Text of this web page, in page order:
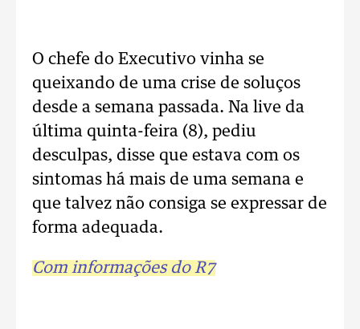
O chefe do Executivo vinha se
queixando de uma crise de soluços
desde a semana passada. Na live da
última quinta-feira (8), pediu
desculpas, disse que estava com os
sintomas há mais de uma semana e
que talvez não consiga se expressar de
forma adequada.
Com informações do R7